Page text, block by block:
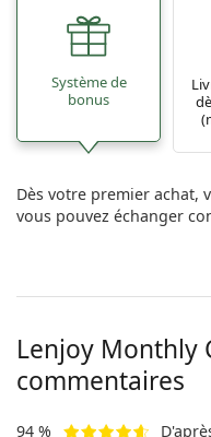
Système de
bonus
Dès votre premier achat,
vous pouvez échanger
Lenjoy Monthly
commentaires
94 %